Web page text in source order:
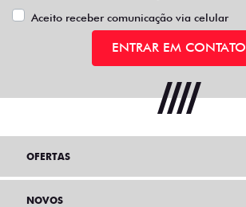
Aceito receber comunicação via celular
ENTRAR EM CONTATO
OFERTAS
NOVOS